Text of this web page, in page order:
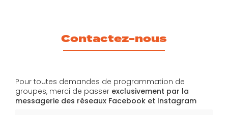
Contactez-nous
Pour toutes demandes de programmation de
groupes, merci de passer exclusivement par la
messagerie des réseaux Facebook et Instagram